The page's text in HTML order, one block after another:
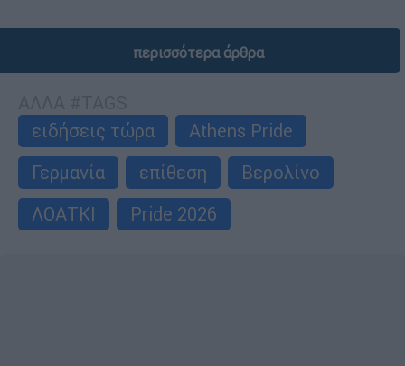
περισσότερα άρθρα
ειδήσεις τώρα
Athens Pride
Γερμανία
επίθεση
Βερολίνο
ΛΟΑΤΚΙ
Pride 2026